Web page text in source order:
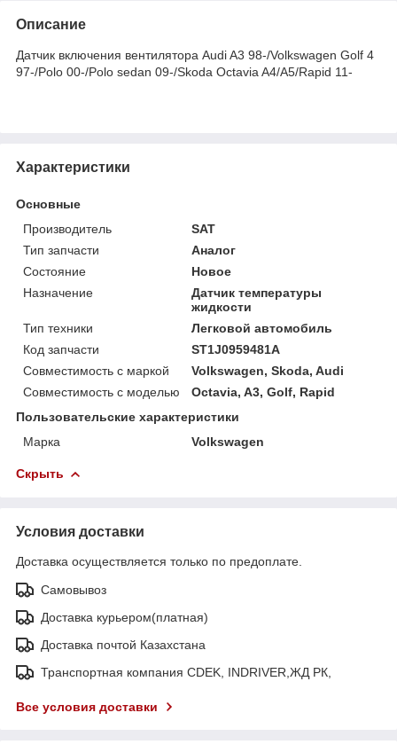
Описание
Датчик включения вентилятора Audi A3 98-/Volkswagen Golf 4
97-/Polo 00-/Polo sedan 09-/Skoda Octavia A4/A5/Rapid 11-
Характеристики
Основные
Производитель
SAT
Тип запчасти
Аналог
Состояние
Новое
Назначение
Датчик температуры
жидкости
Тип техники
Легковой автомобиль
Код запчасти
ST1J0959481A
Совместимость с маркой
Volkswagen, Skoda, Audi
Совместимость с моделью
Octavia, A3, Golf, Rapid
Пользовательские характеристики
Марка
Volkswagen
Скрыть
Условия доставки
Доставка осуществляется только по предоплате.
Самовывоз
Доставка курьером(платная)
Доставка почтой Казахстана
Транспортная компания CDEK, INDRIVER,ЖД РК,
Все условия доставки